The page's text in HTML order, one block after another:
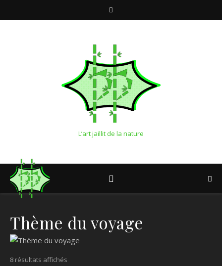
L’art jaillit de la nature
Thème du voyage
8 résultats affichés